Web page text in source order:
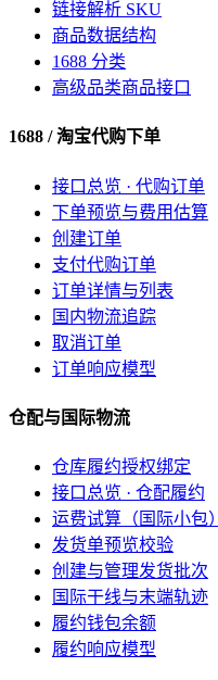
链接解析 SKU
商品数据结构
1688 分类
高级品类商品接口
1688 / 淘宝代购下单
接口总览 · 代购订单
下单预览与费用估算
创建订单
支付代购订单
订单详情与列表
国内物流追踪
取消订单
订单响应模型
仓配与国际物流
仓库履约授权绑定
接口总览 · 仓配履约
运费试算（国际小包）
发货单预览校验
创建与管理发货批次
国际干线与末端轨迹
履约钱包余额
履约响应模型